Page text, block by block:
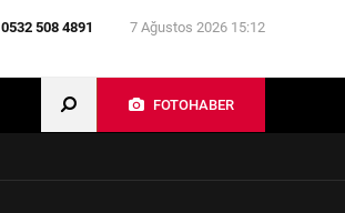
0532 508 4891 7 Ağustos 2026 15:12
FOTOHABER